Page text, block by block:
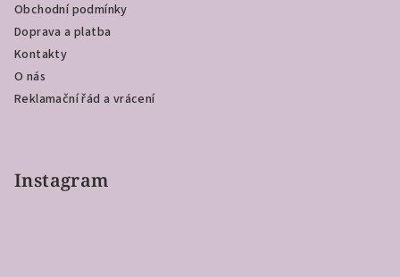
Obchodní podmínky
Doprava a platba
Kontakty
O nás
Reklamační řád a vrácení
Instagram